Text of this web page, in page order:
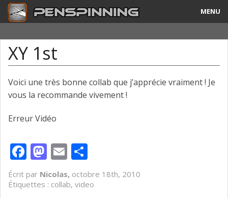
MENU
Tricks & Combos
Stylos & Mods
A Propos
Contact
XY 1st
Voici une très bonne collab que j’apprécie vraiment ! Je
vous la recommande vivement !
Erreur Vidéo
Facebook
Mastodon
Email
Écrit par Nicolas, octobre 18th, 2010
Étiquettes : collab, video